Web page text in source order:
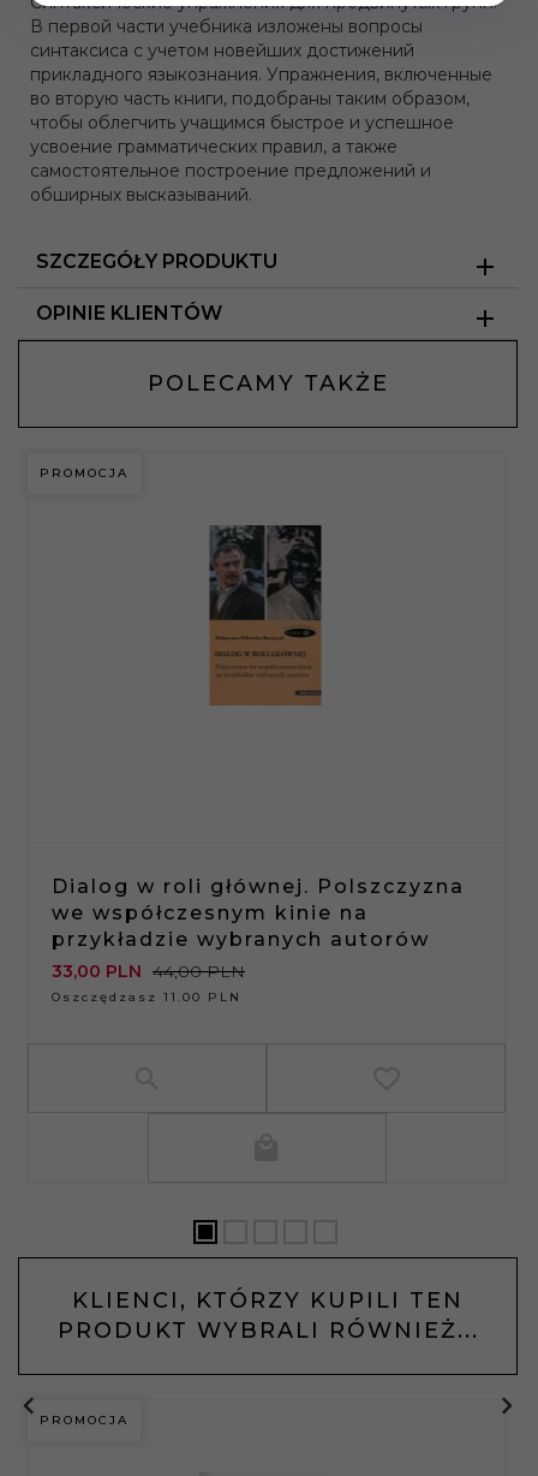
В первой части учебника изложены вопросы
синтаксиса с учетом новейших достижений
прикладного языкознания. Упражнения, включенные
во вторую часть книги, подобраны таким образом,
чтобы облегчить учащимся быстрое и успешное
усвоение грамматических правил, а также
самостоятельное построение предложений и
обширных высказываний.
SZCZEGÓŁY PRODUKTU
OPINIE KLIENTÓW
POLECAMY TAKŻE
PROMOCJA
Dialog w roli głównej. Polszczyzna
we współczesnym kinie na
przykładzie wybranych autorów
33,00 PLN 44,00 PLN
Oszczędzasz 11.00 PLN
KLIENCI, KTÓRZY KUPILI TEN
PRODUKT WYBRALI RÓWNIEŻ...
PROMOCJA